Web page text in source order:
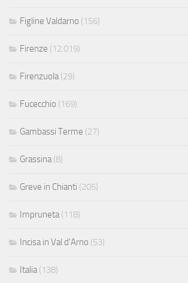
Figline Valdarno (156)
Firenze (12.019)
Firenzuola(29)
Fucecchio (169)
Gambassi Terme (27)
Grassina(8)
Greve in Chianti (205)
Impruneta(118)
Incisa in Val d'Arno (53)
Italia(138)